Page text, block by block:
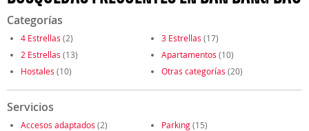
Categorías
4 Estrellas (2) 3 Estrellas (17)
2 Estrellas (13) Apartamentos (10)
Hostales (10) Otras categorías (20)
Servicios
Accesos adaptados (2) Parking(15)